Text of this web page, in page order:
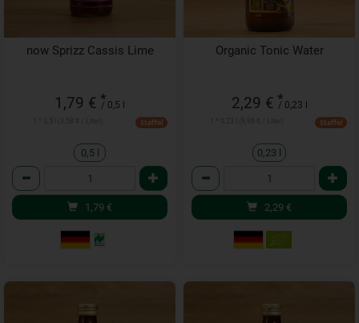
now Sprizz Cassis Lime
1,79 € *
/ 0,5 l
Staffel
0,5 l
Anzahl
1,79 €
Organic Tonic Water
2,29 € *
/ 0,23 l
Staffel
0,23 l
Anzahl
2,29 €